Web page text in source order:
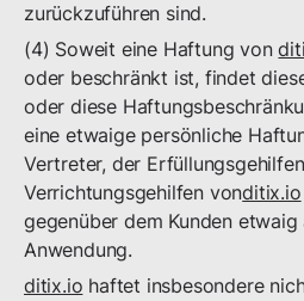
zurückzuführen sind.
(4) Soweit eine Haftung von
oder beschränkt ist, findet
oder diese
eine etwaige persönliche
Vertreter, der
Verrichtungsgehilfen vonditix.io
gegenüber dem Kunden
Anwendung.
ditix.io haftet insbesondere